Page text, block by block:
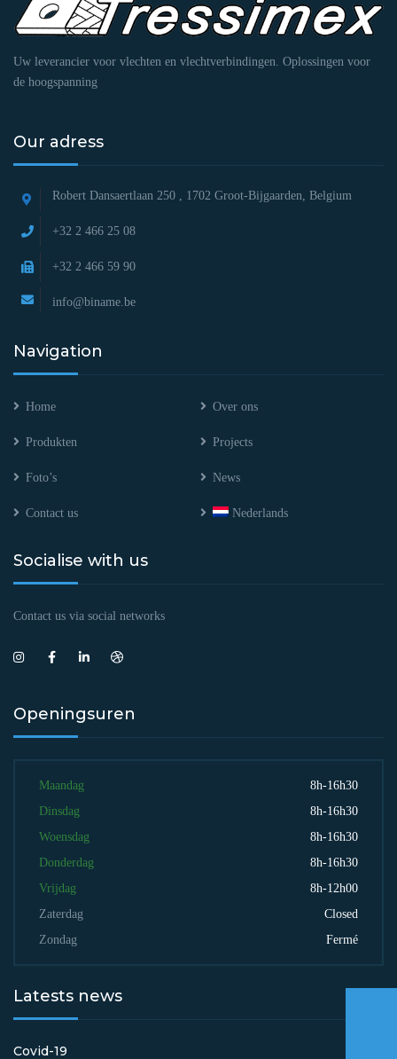
Uw leverancier voor vlechten en vlechtverbindingen. Oplossingen voor
de hoogspanning
Our adress
Robert Dansaertlaan 250 , 1702 Groot-Bijgaarden, Belgium
+32 2 466 25 08
+32 2 466 59 90
info@biname.be
Navigation
Home Over ons
Produkten Projects
Foto’s News
Contact us Nederlands
Socialise with us
Contact us via social networks
Openingsuren
Maandag
8h-16h30
Dinsdag
8h-16h30
Woensdag
8h-16h30
Donderdag
8h-16h30
Vrijdag
8h-12h00
Zaterdag
Closed
Zondag
Fermé
Latests news
Covid-19